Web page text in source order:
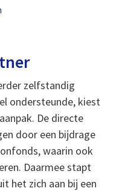
zelfstandig
ondersteunde, kiest
De directe
door een bijdrage
waarin ook
Daarmee stapt
het zich aan bij een